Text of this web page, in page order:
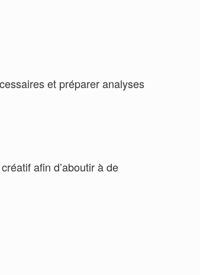
et préparer analyses
afin d’aboutir à de